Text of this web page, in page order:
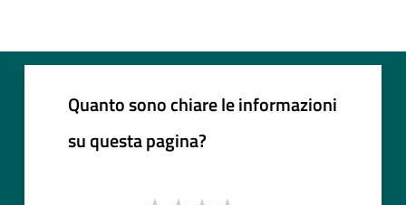
Quanto sono chiare le informazioni
su questa pagina?